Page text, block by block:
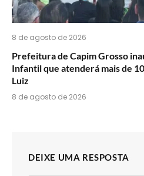
8 de agosto de 2026
Prefeitura de Capim Grosso
Infantil que atenderá mais de
Luiz
8 de agosto de 2026
DEIXE UMA RESPOSTA